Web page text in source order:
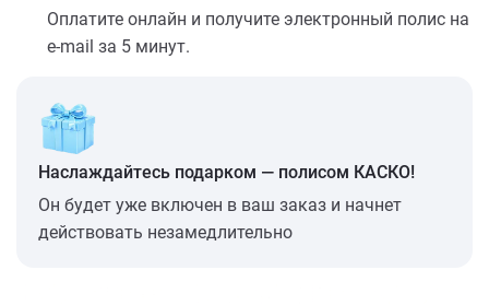
Оплатите онлайн и получите электронный полис на
e-mail за 5 минут.
Наслаждайтесь подарком — полисом КАСКО!
Он будет уже включен в ваш заказ и начнет
действовать незамедлительно